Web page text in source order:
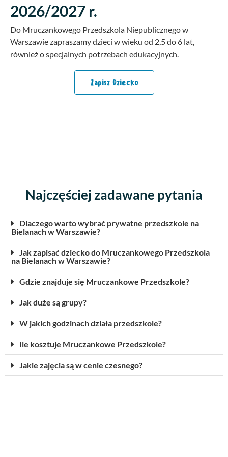
2026/2027 r.
Do Mruczankowego Przedszkola Niepublicznego w
Warszawie zapraszamy dzieci w wieku od 2,5 do 6 lat,
również o specjalnych potrzebach edukacyjnych.
Zapisz Dziecko
Najczęściej zadawane pytania
Dlaczego warto wybrać prywatne przedszkole na
Bielanach w Warszawie?
Jak zapisać dziecko do Mruczankowego Przedszkola
na Bielanach w Warszawie?
Gdzie znajduje się Mruczankowe Przedszkole?
Jak duże są grupy?
W jakich godzinach działa przedszkole?
Ile kosztuje Mruczankowe Przedszkole?
Jakie zajęcia są w cenie czesnego?